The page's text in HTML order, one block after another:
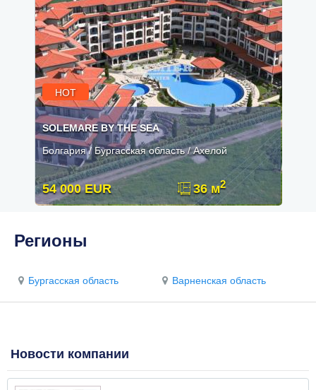
HOT
SOLEMARE BY THE SEA
Болгария / Бургасская область / Ахелой
54 000 EUR 36 м2
Регионы
Бургасская область Варненская область
Новости компании